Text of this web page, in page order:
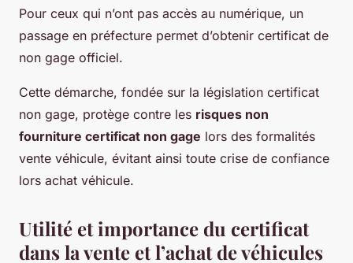
Pour ceux qui n’ont pas accès au numérique, un
passage en préfecture permet d’obtenir certificat de
non gage officiel.
Cette démarche, fondée sur la législation certificat
non gage, protège contre les risques non
fourniture certificat non gage lors des formalités
vente véhicule, évitant ainsi toute crise de confiance
lors achat véhicule.
Utilité et importance du certificat
dans la vente et l’achat de véhicules